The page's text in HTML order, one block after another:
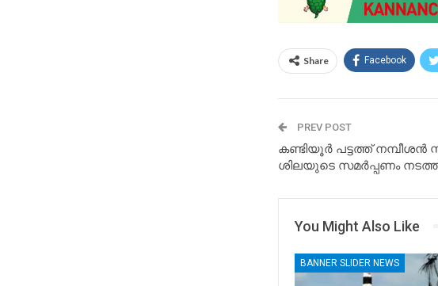
Share Facebook
PREV POST
കണ്ടിയൂർ പട്ടത്ത് നമ്പീശൻ
ശിലയുടെ സമർപ്പണം
You Might Also Like
BANNER SLIDER NEWS